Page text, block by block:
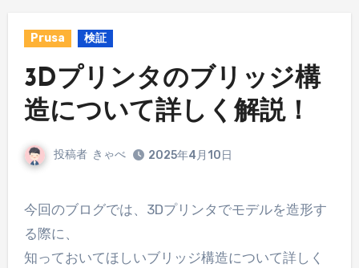
Prusa 検証
3Dプリンタのブリッジ構
造について詳しく解説！
投稿者 きゃべ 2025年4月10日
今回のブログでは、3Dプリンタでモデルを造形す
る際に、
知っておいてほしいブリッジ構造について詳しく